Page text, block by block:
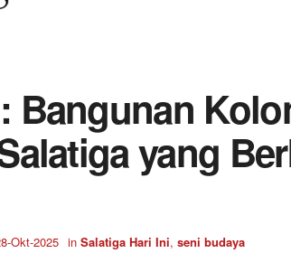
Bangunan
yang
Okt-2025 in Salatiga Hari Ini, seni budaya